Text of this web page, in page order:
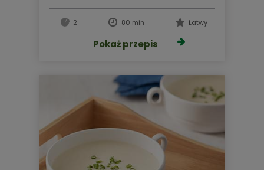
2 80 min Łatwy
Pokaż przepis